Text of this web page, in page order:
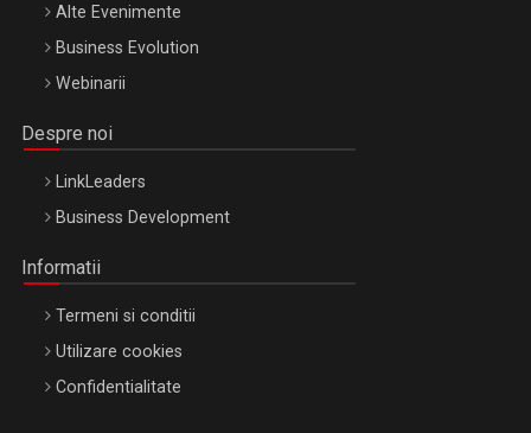
Alte Evenimente
Business Evolution
Webinarii
Despre noi
LinkLeaders
Business Development
Informatii
Termeni si conditii
Utilizare cookies
Confidentialitate